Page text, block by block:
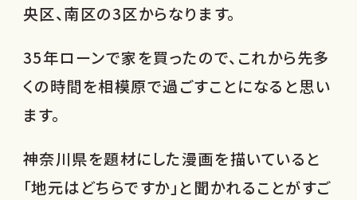
央区、南区の3区からなります。
35年ローンで家を買ったので、これから先多
くの時間を相模原で過ごすことになると思い
ます。
神奈川県を題材にした漫画を描いていると
「地元はどちらですか」と聞かれることがすご